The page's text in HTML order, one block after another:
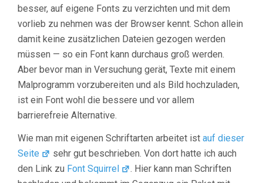
besser, auf eigene Fonts zu verzichten und mit dem
vorlieb zu nehmen was der Browser kennt. Schon allein
damit keine zusätzlichen Dateien gezogen werden
müssen — so ein Font kann durchaus groß werden.
Aber bevor man in Versuchung gerät, Texte mit einem
Malprogramm vorzubereiten und als Bild hochzuladen,
ist ein Font wohl die bessere und vor allem
barrierefreie Alternative.
Wie man mit eigenen Schriftarten arbeitet ist auf dieser
Seite
sehr gut beschrieben. Von dort hatte ich auch
den Link zu Font Squirrel
. Hier kann man Schriften